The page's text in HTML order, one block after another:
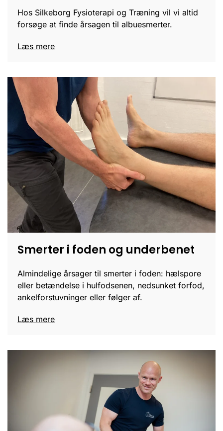
Hos Silkeborg Fysioterapi og Træning vil vi altid
forsøge at finde årsagen til albuesmerter.
Læs mere
Smerter i foden og underbenet
Almindelige årsager til smerter i foden: hælspore
eller betændelse i hulfodsenen, nedsunket forfod,
ankelforstuvninger eller følger af.
Læs mere